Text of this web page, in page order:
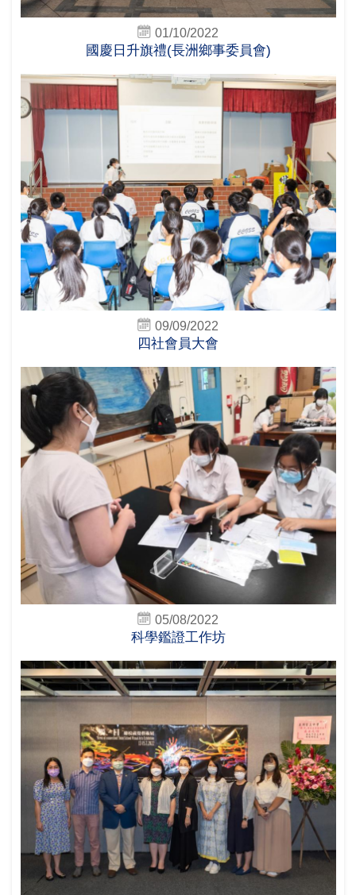
01/10/2022
國慶日升旗禮(長洲鄉事委員會)
09/09/2022
四社會員大會
05/08/2022
科學鑑證工作坊